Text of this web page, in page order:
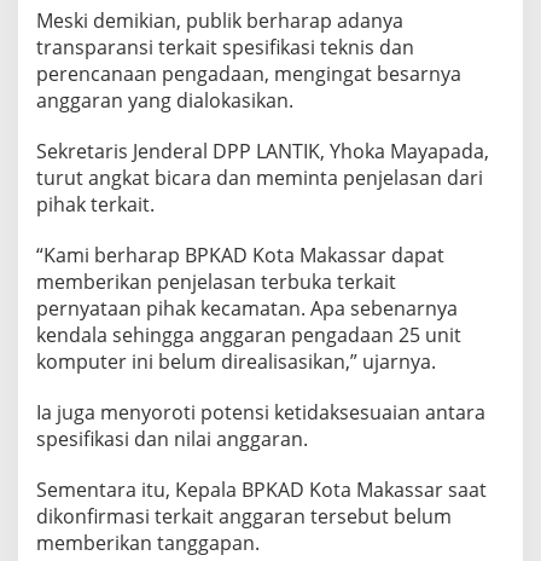
Meski demikian, publik berharap adanya
transparansi terkait spesifikasi teknis dan
perencanaan pengadaan, mengingat besarnya
anggaran yang dialokasikan.
Sekretaris Jenderal DPP LANTIK, Yhoka Mayapada,
turut angkat bicara dan meminta penjelasan dari
pihak terkait.
“Kami berharap BPKAD Kota Makassar dapat
memberikan penjelasan terbuka terkait
pernyataan pihak kecamatan. Apa sebenarnya
kendala sehingga anggaran pengadaan 25 unit
komputer ini belum direalisasikan,” ujarnya.
Ia juga menyoroti potensi ketidaksesuaian antara
spesifikasi dan nilai anggaran.
Sementara itu, Kepala BPKAD Kota Makassar saat
dikonfirmasi terkait anggaran tersebut belum
memberikan tanggapan.